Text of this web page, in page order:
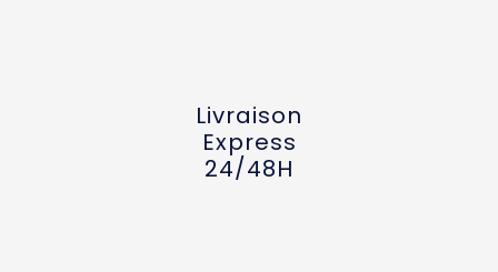
Livraison
Express
24/48H